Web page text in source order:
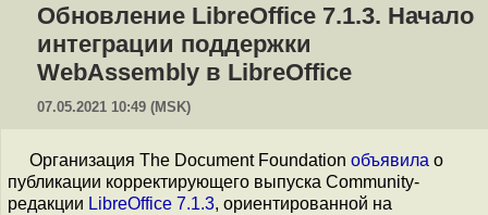
Обновление LibreOffice 7.1.3. Начало
интеграции поддержки
WebAssembly в LibreOffice
07.05.2021 10:49 (MSK)
Организация The Document Foundation объявила о
публикации корректирующего выпуска Community-
редакции LibreOffice 7.1.3, ориентированной на